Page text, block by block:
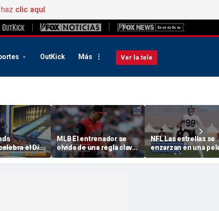
clic aquí.
OutKick Más Ver la tele
el Día
Bolos
MLB El entrenador se
olvida de una regla clave
en un error inexplicable
durante la derrota
NFL Las estrellas se
enzarzan en una
en la concentración
pretemporada en un